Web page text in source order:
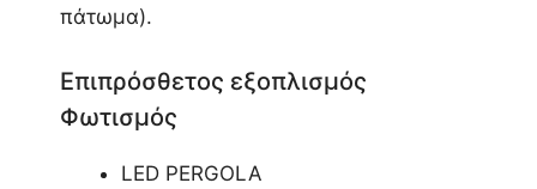
πάτωμα).
Επιπρόσθετος εξοπλισμός
Φωτισμός
LED PERGOLA